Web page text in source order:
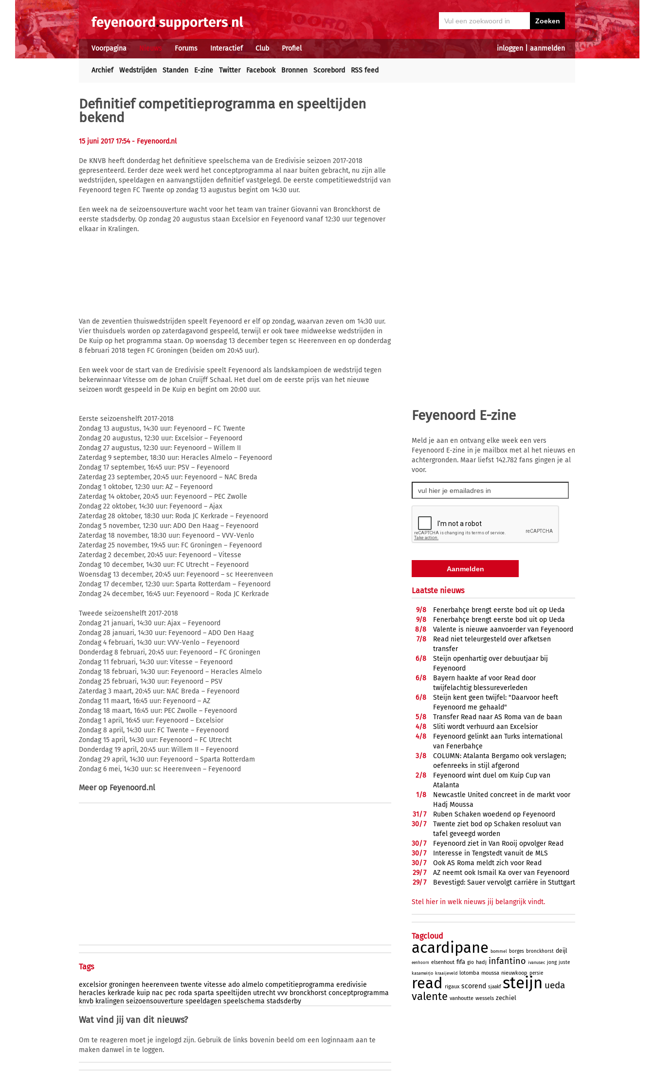
inloggen aanmelden
Voorpagina Nieuws Forums Interactief Club Profiel
Archief Wedstrijden Standen E-zine Twitter Facebook Bronnen Scorebord RSS feed
Definitief competitieprogramma en speeltijden
bekend
15 juni 2017 17:54- Feyenoord.nl
De KNVB heeft donderdag het definitieve speelschema van de Eredivisie seizoen 2017-2018
gepresenteerd. Eerder deze week werd het conceptprogramma al naar buiten gebracht, nu zijn alle
wedstrijden, speeldagen en aanvangstijden definitief vastgelegd. De eerste competitiewedstrijd van
Feyenoord tegen FC Twente op zondag 13 augustus begint om 14:30 uur.
Een week na de seizoensouverture wacht voor het team van trainer Giovanni van Bronckhorst de
eerste stadsderby. Op zondag 20 augustus staan Excelsior en Feyenoord vanaf 12:30 uur tegenover
elkaar in Kralingen.
Van de zeventien thuiswedstrijden speelt Feyenoord er elf op zondag, waarvan zeven om 14:30 uur.
Vier thuisduels worden op zaterdagavond gespeeld, terwijl er ook twee midweekse wedstrijden in
De Kuip op het programma staan. Op woensdag 13 december tegen sc Heerenveen en op donderdag
8 februari 2018 tegen FC Groningen (beiden om 20:45 uur).
Een week voor de start van de Eredivisie speelt Feyenoord als landskampioen de wedstrijd tegen
bekerwinnaar Vitesse om de Johan Cruijff Schaal. Het duel om de eerste prijs van het nieuwe
seizoen wordt gespeeld in De Kuip en begint om 20:00 uur.
Eerste seizoenshelft 2017-2018
Zondag 13 augustus, 14:30 uur: Feyenoord – FC Twente
Zondag 20 augustus, 12:30 uur: Excelsior – Feyenoord
Zondag 27 augustus, 12:30 uur: Feyenoord – Willem II
Zaterdag 9 september, 18:30 uur: Heracles Almelo – Feyenoord
Zondag 17 september, 16:45 uur: PSV – Feyenoord
Zaterdag 23 september, 20:45 uur: Feyenoord – NAC Breda
Zondag 1 oktober, 12:30 uur: AZ – Feyenoord
Zaterdag 14 oktober, 20:45 uur: Feyenoord – PEC Zwolle
Zondag 22 oktober, 14:30 uur: Feyenoord – Ajax
Zaterdag 28 oktober, 18:30 uur: Roda JC Kerkrade – Feyenoord
Zondag 5 november, 12:30 uur: ADO Den Haag – Feyenoord
Zaterdag 18 november, 18:30 uur: Feyenoord – VVV-Venlo
Zaterdag 25 november, 19:45 uur: FC Groningen – Feyenoord
Zaterdag 2 december, 20:45 uur: Feyenoord – Vitesse
Zondag 10 december, 14:30 uur: FC Utrecht – Feyenoord
Woensdag 13 december, 20:45 uur: Feyenoord – sc Heerenveen
Zondag 17 december, 12:30 uur: Sparta Rotterdam – Feyenoord
Zondag 24 december, 16:45 uur: Feyenoord – Roda JC Kerkrade
Tweede seizoenshelft 2017-2018
Zondag 21 januari, 14:30 uur: Ajax – Feyenoord
Zondag 28 januari, 14:30 uur: Feyenoord – ADO Den Haag
Zondag 4 februari, 14:30 uur: VVV-Venlo – Feyenoord
Donderdag 8 februari, 20:45 uur: Feyenoord – FC Groningen
Zondag 11 februari, 14:30 uur: Vitesse – Feyenoord
Zondag 18 februari, 14:30 uur: Feyenoord – Heracles Almelo
Zondag 25 februari, 14:30 uur: Feyenoord – PSV
Zaterdag 3 maart, 20:45 uur: NAC Breda – Feyenoord
Zondag 11 maart, 16:45 uur: Feyenoord – AZ
Zondag 18 maart, 16:45 uur: PEC Zwolle – Feyenoord
Zondag 1 april, 16:45 uur: Feyenoord – Excelsior
Zondag 8 april, 14:30 uur: FC Twente – Feyenoord
Zondag 15 april, 14:30 uur: Feyenoord – FC Utrecht
Donderdag 19 april, 20:45 uur: Willem II – Feyenoord
Zondag 29 april, 14:30 uur: Feyenoord – Sparta Rotterdam
Zondag 6 mei, 14:30 uur: sc Heerenveen – Feyenoord
Meer op Feyenoord.nl
Tags
excelsior groningen heerenveen twente vitesse ado almelo competitieprogramma eredivisie
heracles kerkrade kuip nac pec roda sparta speeltijden utrecht vvv bronckhorst conceptprogramma
knvb kralingen seizoensouverture speeldagen speelschema stadsderby
Wat vind jij van dit nieuws?
Om te reageren moet je ingelogd zijn. Gebruik de links bovenin beeld om een loginnaam aan te
maken danwel in te loggen.
Feyenoord E-zine
Meld je aan en ontvang elke week een vers
Feyenoord E-zine in je mailbox met al het nieuws en
achtergronden. Maar liefst 142.782 fans gingen je al
voor.
Laatste nieuws
9/8
Fenerbahçe brengt eerste bod uit op Ueda
9/8
Fenerbahçe brengt eerste bod uit op Ueda
8/8
Valente is nieuwe aanvoerder van Feyenoord
7/8
Read niet teleurgesteld over afketsen
transfer
6/8
Steijn openhartig over debuutjaar bij
Feyenoord
6/8
Bayern haakte af voor Read door
twijfelachtig blessureverleden
6/8
Steijn kent geen twijfel: "Daarvoor heeft
Feyenoord me gehaald"
5/8
Transfer Read naar AS Roma van de baan
4/8
Sliti wordt verhuurd aan Excelsior
4/8
Feyenoord gelinkt aan Turks international
van Fenerbahçe
3/8
COLUMN: Atalanta Bergamo ook verslagen;
oefenreeks in stijl afgerond
2/8
Feyenoord wint duel om Kuip Cup van
Atalanta
1/8
Newcastle United concreet in de markt voor
Hadj Moussa
31/7
Ruben Schaken woedend op Feyenoord
30/7
Twente ziet bod op Schaken resoluut van
tafel geveegd worden
30/7
Feyenoord ziet in Van Rooij opvolger Read
30/7
Interesse in Tengstedt vanuit de MLS
30/7
Ook AS Roma meldt zich voor Read
29/7
AZ neemt ook Ismail Ka over van Feyenoord
29/7 Bevestigd: Sauer vervolgt carrière in Stuttgart
Stel hier in welk nieuws jij belangrijk vindt.
Tagcloud
acardipane bommel borges bronckhorst deijl
eenhoorn elsenhout fifa gio hadj infantino ivanusec jong juste
kasanwirjo kraaijeveld lotomba moussa nieuwkoop persie
read rigaux scorend sjaakf steijn ueda
valente vanhoutte wessels zechiel